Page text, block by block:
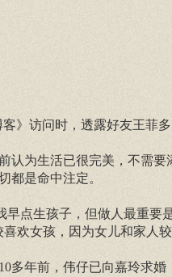
》访问时，透露好友王菲多
认为生活已很完美，不需
都是命中注定。
点生孩子，但做人最重要
欢女孩，因为女儿和家人较
多年前，伟仔已向嘉玲求